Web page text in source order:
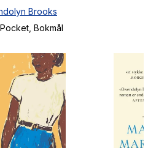
Brooks
, Bokmål